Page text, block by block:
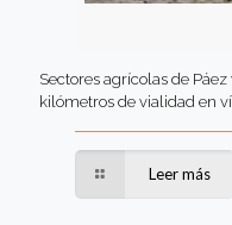
Sectores agrícolas de
kilómetros de vialidad en
Leer más